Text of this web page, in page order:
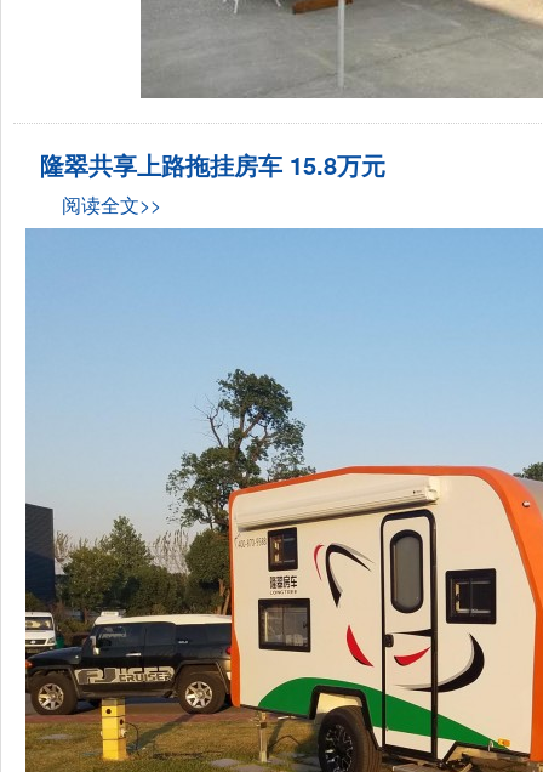
隆翠共享上路拖挂房车 15.8万元
阅读全文>>